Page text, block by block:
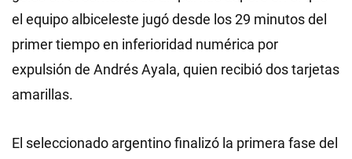
el equipo albiceleste jugó desde los 29 minutos del
primer tiempo en inferioridad numérica por
expulsión de Andrés Ayala, quien recibió dos tarjetas
amarillas.
El seleccionado argentino finalizó la primera fase del